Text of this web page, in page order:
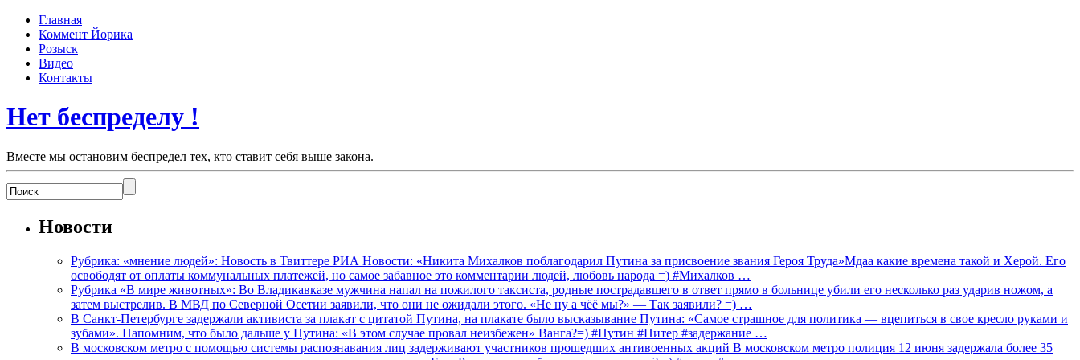
Главная
Коммент Йорика
Розыск
Видео
Контакты
Нет беспределу !
Вместе мы остановим беспредел тех, кто ставит себя выше закона.
Новости
Рубрика: «мнение людей»: Новость в Твиттере РИА Новости: «Никита Михалков поблагодарил Путина за присвоение звания Героя Труда»Мдаа какие времена такой и Херой. Его
освободят от оплаты коммунальных платежей, но самое забавное это комментарии людей, любовь народа =) #Михалков …
Рубрика «В мире животных»: Во Владикавказе мужчина напал на пожилого таксиста, родные пострадавшего в ответ прямо в больнице убили его несколько раз ударив ножом, а
затем выстрелив. В МВД по Северной Осетии заявили, что они не ожидали этого. «Не ну а чёё мы?» — Так заявили? =) …
В Санкт-Петербурге задержали активиста за плакат с цитатой Путина, на плакате было высказывание Путина: «Самое страшное для политика — вцепиться в свое кресло руками и
зубами». Напомним, что было дальше у Путина: «В этом случае провал неизбежен» Ванга?=) #Путин #Питер #задержание …
В московском метро с помощью системы распознавания лиц задерживают участников прошедших антивоенных акций В московском метро полиция 12 июня задержала более 35